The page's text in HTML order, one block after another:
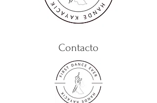
Contacto